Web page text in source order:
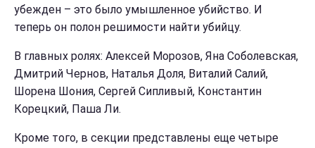
убежден – это было умышленное убийство. И
теперь он полон решимости найти убийцу.
В главных ролях: Алексей Морозов, Яна Соболевская,
Дмитрий Чернов, Наталья Доля, Виталий Салий,
Шорена Шония, Сергей Сипливый, Константин
Корецкий, Паша Ли.
Кроме того, в секции представлены еще четыре